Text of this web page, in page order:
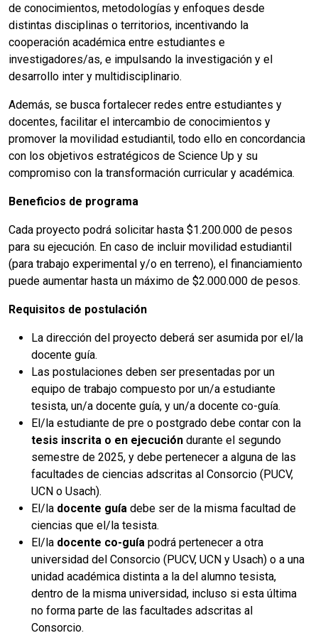
de conocimientos, metodologías y enfoques desde
distintas disciplinas o territorios, incentivando la
cooperación académica entre estudiantes e
investigadores/as, e impulsando la investigación y el
desarrollo inter y multidisciplinario.
Además, se busca fortalecer redes entre estudiantes y
docentes, facilitar el intercambio de conocimientos y
promover la movilidad estudiantil, todo ello en concordancia
con los objetivos estratégicos de Science Up y su
compromiso con la transformación curricular y académica.
Beneficios de programa
Cada proyecto podrá solicitar hasta $1.200.000 de pesos
para su ejecución. En caso de incluir movilidad estudiantil
(para trabajo experimental y/o en terreno), el financiamiento
puede aumentar hasta un máximo de $2.000.000 de pesos.
Requisitos de postulación
La dirección del proyecto deberá ser asumida por el/la
docente guía.
Las postulaciones deben ser presentadas por un
equipo de trabajo compuesto por un/a estudiante
tesista, un/a docente guía, y un/a docente co-guía.
El/la estudiante de pre o postgrado debe contar con la
tesis inscrita o en ejecución durante el segundo
semestre de 2025, y debe pertenecer a alguna de las
facultades de ciencias adscritas al Consorcio (PUCV,
UCN o Usach).
El/la docente guía debe ser de la misma facultad de
ciencias que el/la tesista.
El/la docente co-guía podrá pertenecer a otra
universidad del Consorcio (PUCV, UCN y Usach) o a una
unidad académica distinta a la del alumno tesista,
dentro de la misma universidad, incluso si esta última
no forma parte de las facultades adscritas al
Consorcio.